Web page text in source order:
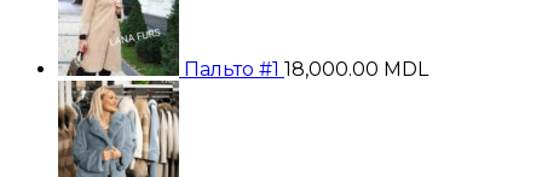
Пальто #1 18,000.00 MDL